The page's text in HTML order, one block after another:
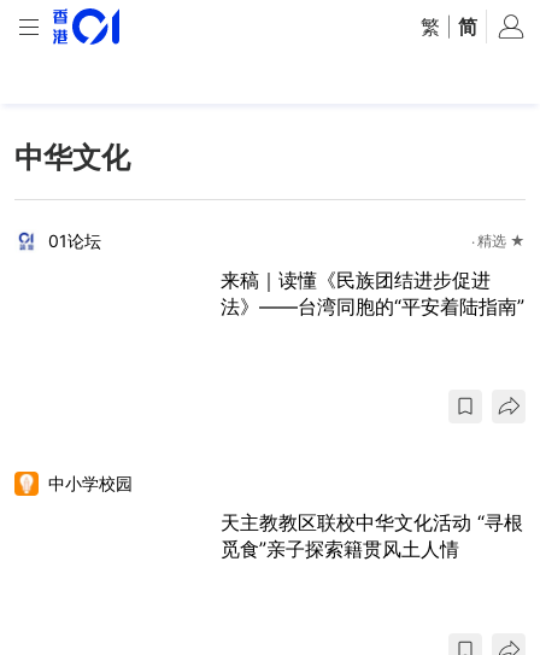
繁 简
中华文化
01论坛 精选 ★
来稿｜读懂《民族团结进步促进
法》——台湾同胞的“平安着陆指南”
中小学校园
天主教教区联校中华文化活动 “寻根
觅食”亲子探索籍贯风土人情